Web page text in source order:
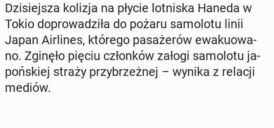
Dzi­siej­sza kolizja na płycie lot­ni­ska Haneda w
Tokio do­pro­wa­dzi­ła do pożaru sa­mo­lo­tu linii
Japan Air­li­nes, którego pa­sa­że­rów ewa­ku­owa­
no. Zginęło pięciu człon­ków załogi sa­mo­lo­tu ja­
poń­skiej straży przy­brzeż­nej – wynika z relacji
mediów.